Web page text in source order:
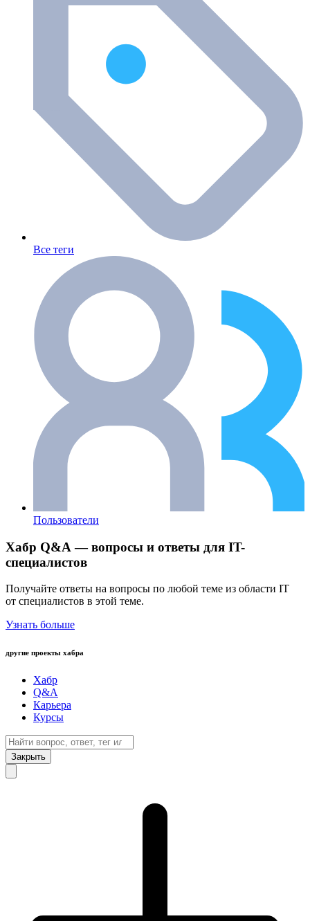
Все теги
Пользователи
Хабр Q&A — вопросы и ответы для IT-
специалистов
Получайте ответы на вопросы по любой теме из области IT
от специалистов в этой теме.
Узнать больше
другие проекты хабра
Хабр
Q&A
Карьера
Курсы
Закрыть